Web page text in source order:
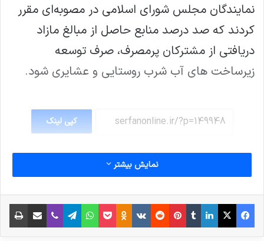
نمایندگان مجلس شورای اسلامی در مصوبه‌ای مقرر
کردند که صد درصد منابع حاصل از مبالغ مازاد
دریافتی از مشترکان پرمصرف، صرف توسعه
زیرساخت های آب شرب روستایی و عشایری شود.
کپی لینک
نمایش بیشتر
فیس بوک X لینکدین
‫تامبلر‫پین‌ترست
‫رددیت‫VKontakte
‫Odnoklassniki
پاکتواتس آپ تلگراموایبر اشتراک گذاری از طریق ایمیل